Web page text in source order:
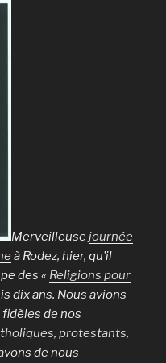
Merveilleuse journée
à Rodez, hier, qu’il
des « Religions pour
dix ans. Nous avions
de nos
, protestants,
de nous